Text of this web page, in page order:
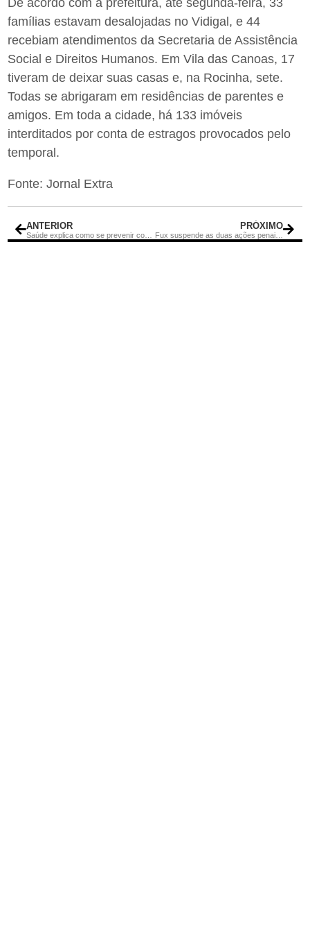
famílias estavam desalojadas no Vidigal, e 44
recebiam atendimentos da Secretaria de Assistência
Social e Direitos Humanos. Em Vila das Canoas, 17
tiveram de deixar suas casas e, na Rocinha, sete.
Todas se abrigaram em residências de parentes e
amigos. Em toda a cidade, há 133 imóveis
interditados por conta de estragos provocados pelo
temporal.
Fonte: Jornal Extra
ANTERIOR
Saúde explica como se prevenir contra dengue, zika e chikungunya
PRÓXIMO
Fux suspende as duas ações penais em que Bolsonaro é réu no STF